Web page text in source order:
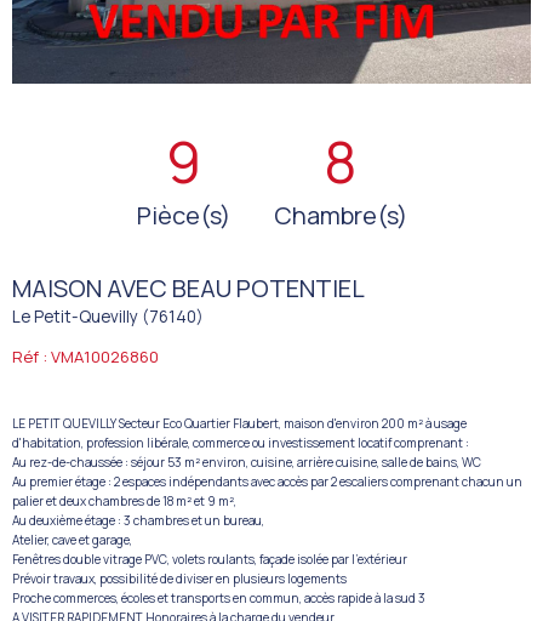
9
Pièce(s)
8
Chambre(s)
MAISON AVEC BEAU POTENTIEL
Le Petit-Quevilly (76140)
Réf : VMA10026860
LE PETIT QUEVILLY Secteur Eco Quartier Flaubert, maison d'environ 200 m² à usage
d'habitation, profession libérale, commerce ou investissement locatif comprenant :
Au rez-de-chaussée : séjour 53 m² environ, cuisine, arrière cuisine, salle de bains, WC
Au premier étage : 2 espaces indépendants avec accès par 2 escaliers comprenant chacun un
palier et deux chambres de 18 m² et 9 m²,
Au deuxième étage : 3 chambres et un bureau,
Atelier, cave et garage,
Fenêtres double vitrage PVC, volets roulants, façade isolée par l'extérieur
Prévoir travaux, possibilité de diviser en plusieurs logements
Proche commerces, écoles et transports en commun, accès rapide à la sud 3
A VISITER RAPIDEMENT Honoraires à la charge du vendeur,